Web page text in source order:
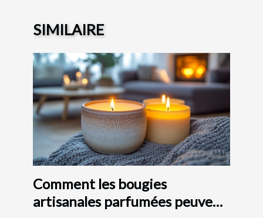
SIMILAIRE
Comment les bougies
artisanales parfumées peuvent